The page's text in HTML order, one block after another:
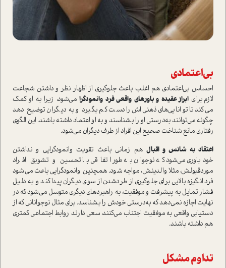
بي‌اعتمادي
احساس بي‌اعتمادی هم اغلب باعث جلوگیری از اظهار نظر و داشتن شجاعت
لازم براي ابراز عقيده و باورهای واقعی فرد وانمودگرامی‌شود، زيرا به او کمک
می‌کند تا توانایی‌های ذهنی‌اش را دست کم بگيرد و به دیگران توضیح دهد
چگونه می‌توانند به‌درستي او را بشناسند و به او اعتماد داشته باشند. این الگوی
رفتاری مانع شناخت صحیح این افراد از طرف دیگران می‌شود.
اعتقاد به شانس و اقبالهم زمانی باعث تقویت وانمودگرایی و نداشتن
خود‌باوري می‌شود که نوجوان به طور اتفاقی با تحسین و تشویق افراد
مورد‌قبولش، مثلا والدینش، مواجه شود. همچنین وانمودگرایی باعث می‌شود
فرد انگیزه بالايي برای جلوگیری از طرد‌شدن از سوی دیگران پيدا كند و به دلیل
فشار تمایل به پیشرفت و موفقیت، به راهبردهای ديگري متوسل می‌شود كه در
نهايت اجازه نمی‌دهد که به‌درستي خودش را بشناسد. برای مثال نوجواناني كه از
دستیابی واقعي به موفقیت اجتناب می‌کنند، سعی دارند روابط اجتماعی کمتری
هم داشته باشند.
تداوم مشكل